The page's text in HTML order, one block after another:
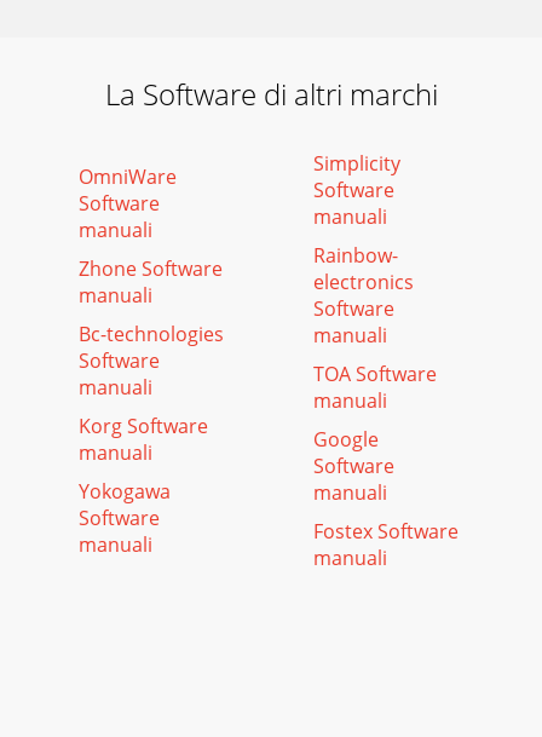
La Software di altri marchi
OmniWare
Software
manuali
Zhone Software
manuali
Bc-technologies
Software
manuali
Korg Software
manuali
Yokogawa
Software
manuali
Simplicity
Software
manuali
Rainbow-
electronics
Software
manuali
TOA Software
manuali
Google
Software
manuali
Fostex Software
manuali